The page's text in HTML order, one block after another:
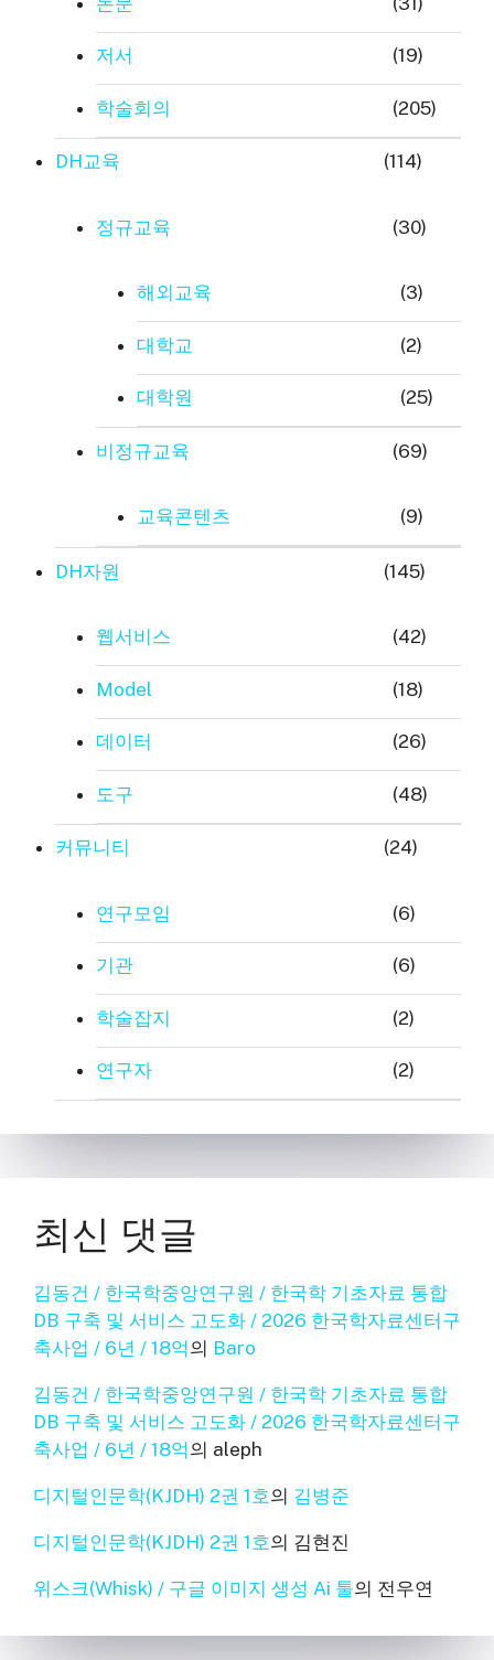
저서 (19)
학술회의 (205)
DH교육 (114)
정규교육 (30)
해외교육 (3)
대학교 (2)
대학원 (25)
비정규교육 (69)
교육콘텐츠 (9)
DH자원 (145)
웹서비스 (42)
Model (18)
데이터 (26)
도구 (48)
커뮤니티 (24)
연구모임 (6)
기관 (6)
학술잡지 (2)
연구자 (2)
최신 댓글
김동건 / 한국학중앙연구원 / 한국학 기초자료 통합
DB 구축 및 서비스 고도화 / 2026 한국학자료센터구
축사업 / 6년 / 18억의 Baro
김동건 / 한국학중앙연구원 / 한국학 기초자료 통합
DB 구축 및 서비스 고도화 / 2026 한국학자료센터구
축사업 / 6년 / 18억의 aleph
디지털인문학(KJDH) 2권 1호의 김병준
디지털인문학(KJDH) 2권 1호의 김현진
위스크(Whisk) / 구글 이미지 생성 Ai 툴의 전우연